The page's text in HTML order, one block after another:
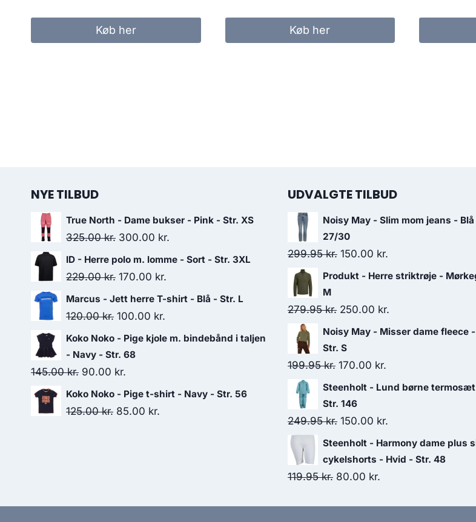
100.00 kr..50.00 kr..
Køb her
79.95 kr..40.00 kr..
Køb her
NYE TILBUD
True North - Dame bukser - Pink - Str. XS
325.00kr. Original
price
was:
300.00 kr.
price
300.00 kr..
ID - Herre polo m. lomme - Sort - Str. 3XL
229.00kr. Original
price
was:
170.00 kr.
price
Marcus - Jett herre T-shirt - Blå - Str. L
120.00kr. Original
price
was:
120.00 kr..
100.00 kr.
price
Koko Noko - Pige kjole m. bindebånd i taljen
- Navy - Str. 68
145.00kr. Original
price
was:
90.00 kr.
price
is:
Koko Noko - Pige t-shirt - Navy - Str. 56
125.00kr. Original
85.00 kr.
UDVALGTE TILBUD
Noisy May - Slim mom jeans -
27/30
299.95kr. Original
price
299.95 kr..
150.00 kr.
price
Produkt - Herre striktrøje -
M
279.95kr. Original
price
was:
279.95 kr..
250.00 kr.
price
Noisy May - Misser dame fleece
Str. S
199.95kr. Original
price
was:
199.95 kr..
170.00 kr.
price
Steenholt - Lund børne
Str. 146
249.95kr. Original
price
was:
249.95 kr..
150.00 kr.
price
is:
Steenholt - Harmony dame plus
cykelshorts - Hvid - Str. 48
119.95kr. Original
80.00 kr.